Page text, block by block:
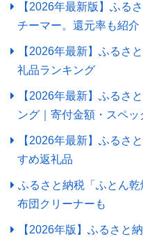
【2026年最新版】ふる
チーマー。還元率も紹介
【2026年最新】ふるさ
礼品ランキング
【2026年最新】ふるさ
ング｜寄付金額・スペ
【2026年最新】ふるさ
すめ返礼品
ふるさと納税「ふとん乾
布団クリーナーも
【2026年版】ふるさと